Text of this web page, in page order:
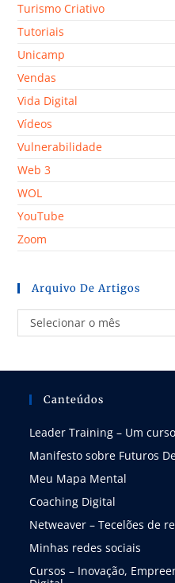
Turismo Criativo
Tutoriais
Unicamp
Vendas
Vida Digital
Vídeos
Vulnerabilidade
Web 3
WOL
YouTube
Zoom
Arquivo De Artigos
Selecionar o mês
Canteúdos
Leader Training – Um
Manifesto sobre Futuros
Meu Mapa Mental
Coaching Digital
Netweaver – Tecelões de
Minhas redes sociais
Cursos – Inovação,